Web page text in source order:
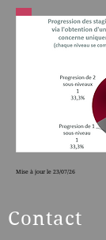
Mise à jour le 23/07/26
Contact